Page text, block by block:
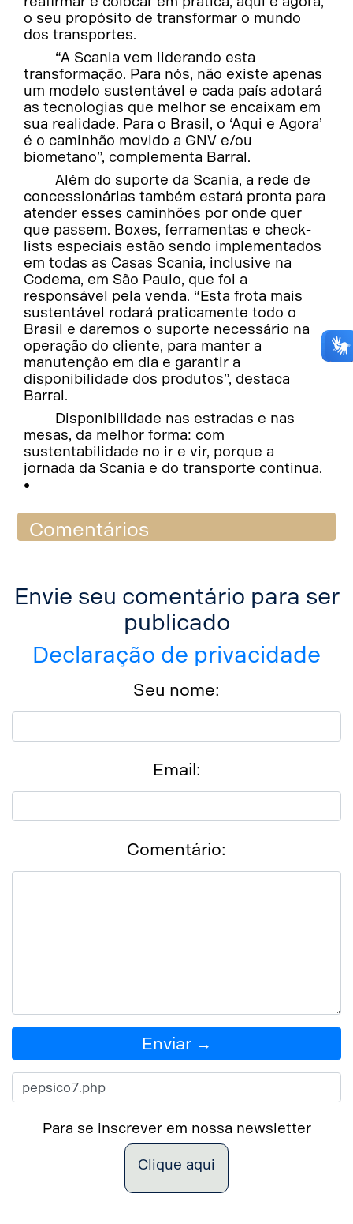
o seu propósito de transformar o mundo
dos transportes.
“A Scania vem liderando esta
transformação. Para nós, não existe apenas
um modelo sustentável e cada país adotará
as tecnologias que melhor se encaixam em
sua realidade. Para o Brasil, o ‘Aqui e Agora’
é o caminhão movido a GNV e/ou
biometano”, complementa Barral.
Além do suporte da Scania, a rede de
concessionárias também estará pronta para
atender esses caminhões por onde quer
que passem. Boxes, ferramentas e check-
lists especiais estão sendo implementados
em todas as Casas Scania, inclusive na
Codema, em São Paulo, que foi a
responsável pela venda. “Esta frota mais
sustentável rodará praticamente todo o
Brasil e daremos o suporte necessário na
operação do cliente, para manter a
manutenção em dia e garantir a
disponibilidade dos produtos”, destaca
Barral.
Disponibilidade nas estradas e nas
mesas, da melhor forma: com
sustentabilidade no ir e vir, porque a
jornada da Scania e do transporte continua.
•
Comentários
Envie seu comentário para ser
publicado
Declaração de privacidade
Seu nome:
Email:
Comentário:
Enviar →
Para se inscrever em nossa newsletter
Clique aqui